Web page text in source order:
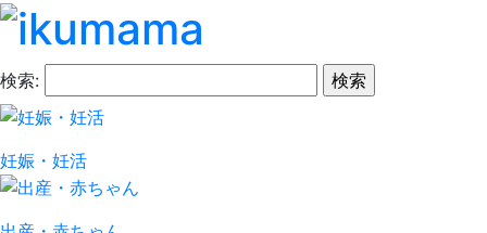
検索:
妊娠・妊活